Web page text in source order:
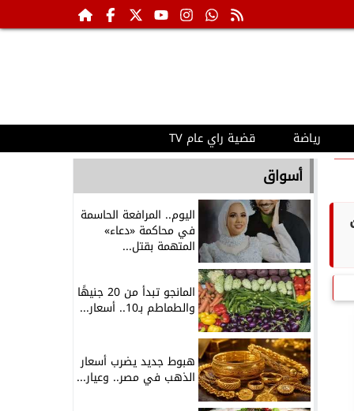
رياضة قضية راي عام TV
أسواق
اليوم.. المرافعة الحاسمة
في محاكمة «دعاء»
المتهمة بقتل...
المانجو تبدأ من 20 جنيهًا
والطماطم بـ10.. أسعار...
هبوط جديد يضرب أسعار
الذهب في مصر.. وعيار...